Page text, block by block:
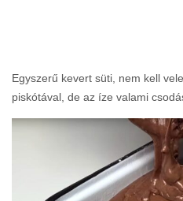
Egyszerű kevert süti, nem kell
piskótával, de az íze valami